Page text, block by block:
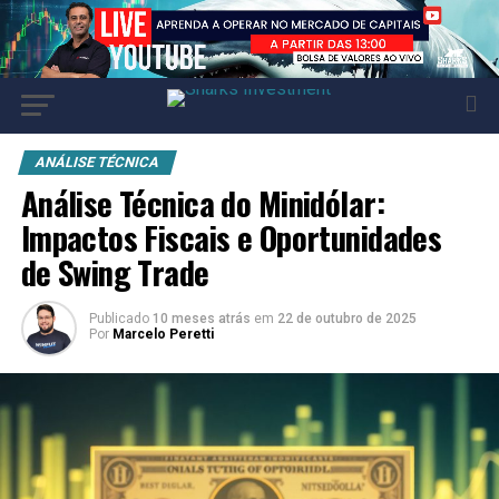
ANÁLISE TÉCNICA
Análise Técnica do Minidólar:
Impactos Fiscais e Oportunidades
de Swing Trade
Publicado 10 meses atrás em 22 de outubro de 2025
Por Marcelo Peretti